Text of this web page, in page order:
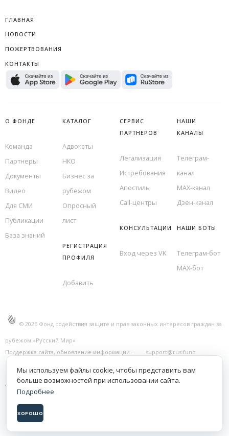
ГЛАВНАЯ
НОВОСТИ
ПОЖЕРТВОВАНИЯ
КОНТАКТЫ
О ФОНДЕ
Команда
Партнеры
Документы
Видео
Для СМИ
Публикации
База знаний
КАТАЛОГ
Адвокаты
НКО
Бизнес за
рубежом
Опросный
лист
РЕГИСТРАЦИЯ
ПРОФИЛЯ
Добавить
СЕРВИС
ПАРТНЕРОВ
Легализация
Истребования
Апостиль
Call-центры
КОНСУЛЬТАЦИИ
Вход через VK
НАШИ
КАНАЛЫ
Телеграм-
канал
MAX-канал
Дзен-канал
НАШИ БОТЫ
Телеграм-бот
MAX-бот
© 2026Фонд содействия защите и прав законных интересов граждан за
рубежом «Русский Мир»
Поддержка сайта, обновление информации –
support@rus.fund
Мы используем файлы cookie, чтобы представить вам
больше возможностей при использовании сайта.
Подробнее
ХОРОШО